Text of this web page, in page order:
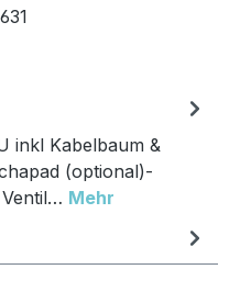
inkl Kabelbaum &
(optional)-
Mehr